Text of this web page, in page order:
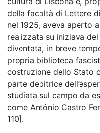
della facoltà di Lettere
nel 1925, aveva aperto
realizzata su iniziava
diventata, in breve
propria biblioteca
costruzione dello Stato
parte debitrice
studiata sul campo da
come António Castro
110].